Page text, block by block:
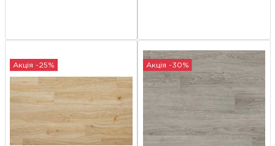
Акція -25% Акція -30%